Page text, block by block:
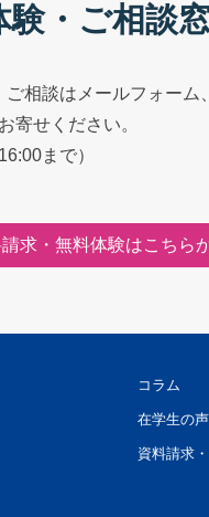
験・ご相談
相談はメールフォーム
寄せください。
まで）
求・無料体験はこちら
コラム
在学生の声
資料請求